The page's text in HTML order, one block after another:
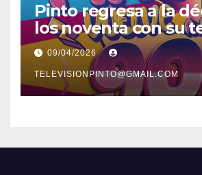
Pinto regresa a la
los noventa con su
feria temática y
09/04/2026
TELEVISIONPINTO@GMAIL.COM